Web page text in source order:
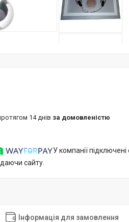
14 днів за домовленістю
У компанії
сайту.
Інформація для замовлення